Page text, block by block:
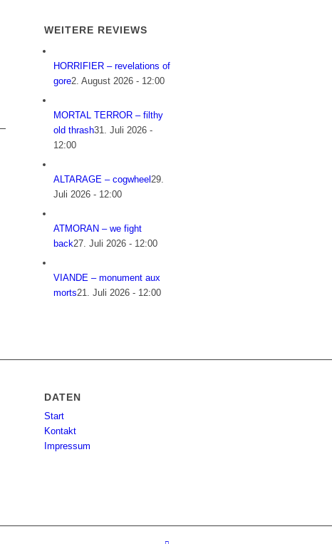
WEITERE REVIEWS
HORRIFIER – revelations of
gore2. August 2026 - 12:00
MORTAL TERROR – filthy
old thrash31. Juli 2026 -
12:00
ALTARAGE – cogwheel29.
Juli 2026 - 12:00
ATMORAN – we fight
back27. Juli 2026 - 12:00
VIANDE – monument aux
morts21. Juli 2026 - 12:00
DATEN
Start
Kontakt
Impressum